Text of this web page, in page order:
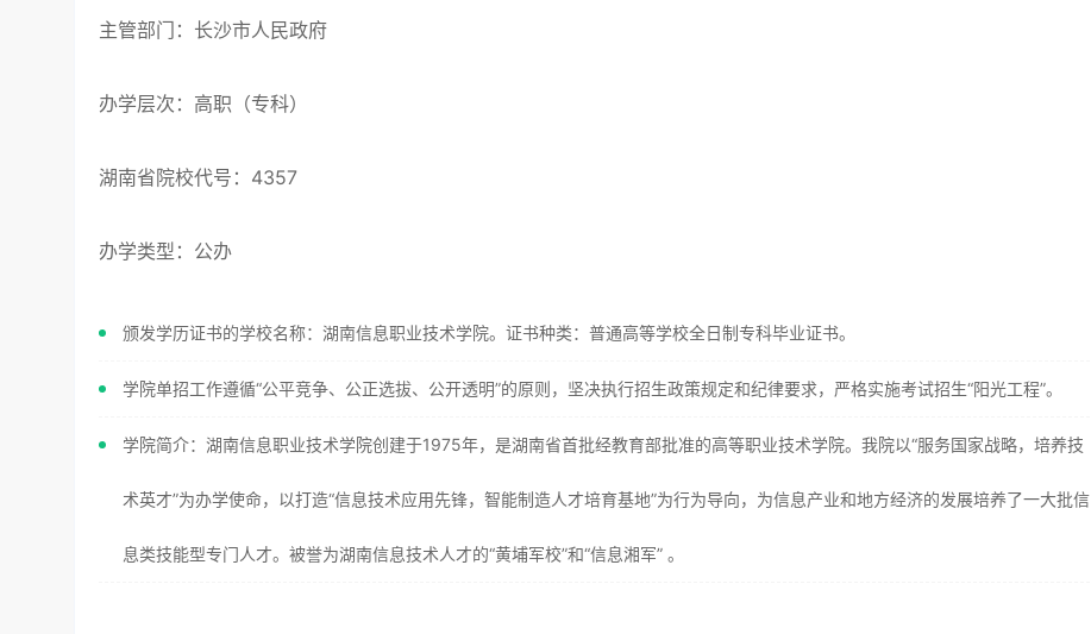
主管部门：长沙市人民政府
办学层次：高职（专科）
湖南省院校代号：4357
办学类型：公办
颁发学历证书的学校名称：湖南信息职业技术学院。证书种类：普通高等学校全日制专科毕业证书。
学院单招工作遵循“公平竞争、公正选拔、公开透明”的原则，坚决执行招生政策规定和纪律要求，严格实施考试招生“阳光工程”。
学院简介：湖南信息职业技术学院创建于1975年，是湖南省首批经教育部批准的高等职业技术学院。我院以“服务国家战略，培养技
术英才”为办学使命，以打造“信息技术应用先锋，智能制造人才培育基地”为行为导向，为信息产业和地方经济的发展培养了一大批信
息类技能型专门人才。被誉为湖南信息技术人才的“黄埔军校”和“信息湘军” 。